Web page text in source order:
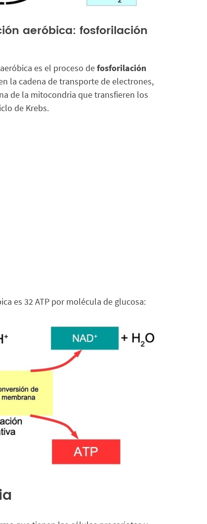
aeróbica: fosforilación
es el proceso defosforilación
la cadena de transporte de electrones,
de la mitocondria que transfieren los
de Krebs.
es 32 ATP por molécula de glucosa: